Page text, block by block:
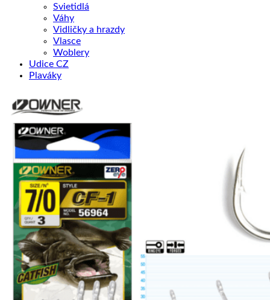
Svietidlá
Váhy
Vidličky a hrazdy
Vlasce
Woblery
Udice CZ
Plaváky